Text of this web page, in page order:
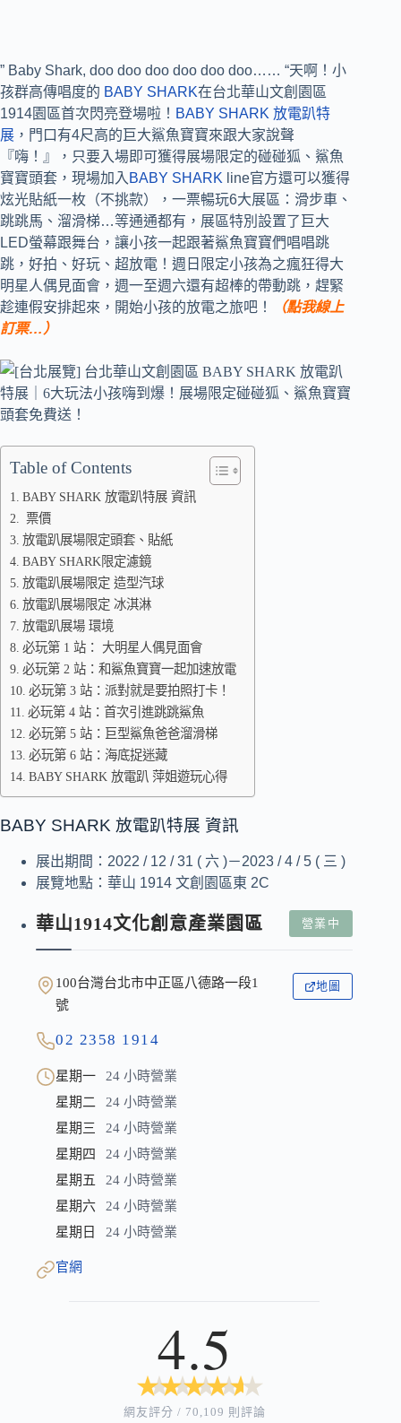
” Baby Shark, doo doo doo doo doo doo…… “天啊！小
孩群高傳唱度的 BABY SHARK在台北華山文創園區
1914園區首次閃亮登場啦！ BABY SHARK 放電趴特
展 ，門口有4尺高的巨大鯊魚寶寶來跟大家說聲
『嗨！』，只要入場即可獲得展場限定的碰碰狐、鯊魚
寶寶頭套，現場加入 BABY SHARK line官方還可以獲得
炫光貼紙一枚（不挑款），一票暢玩6大展區：滑步車、
跳跳馬、溜滑梯…等通通都有，展區特別設置了巨大
LED螢幕跟舞台，讓小孩一起跟著鯊魚寶寶們唱唱跳
跳，好拍、好玩、超放電！週日限定小孩為之瘋狂得大
明星人偶見面會，週一至週六還有超棒的帶動跳，趕緊
趁連假安排起來，開始小孩的放電之旅吧！
（點我線上
訂票…）
Table of Contents
BABY SHARK 放電趴特展 資訊
票價
放電趴展場限定頭套、貼紙
BABY SHARK限定濾鏡
放電趴展場限定 造型汽球
放電趴展場限定 冰淇淋
放電趴展場 環境
必玩第 1 站： 大明星人偶見面會
必玩第 2 站：和鯊魚寶寶一起加速放電
必玩第 3 站：派對就是要拍照打卡！
必玩第 4 站：首次引進跳跳鯊魚
必玩第 5 站：巨型鯊魚爸爸溜滑梯
必玩第 6 站：海底捉迷藏
BABY SHARK 放電趴 萍姐遊玩心得
BABY SHARK 放電趴特展 資訊
展出期間：2022 / 12 / 31 ( 六 )－2023 / 4 / 5 ( 三 )
展覽地點：華山 1914 文創園區東 2C
華山1914文化創意產業園區 營業中
100台灣台北市中正區八德路一段1
號
地圖
02 2358 1914
星期一
24 小時營業
星期二
24 小時營業
星期三
24 小時營業
星期四
24 小時營業
星期五
24 小時營業
星期六
24 小時營業
星期日
24 小時營業
官網
4.5
★
★ ★
★ ★
★ ★
★ ★
★
網友評分 / 70,109 則評論